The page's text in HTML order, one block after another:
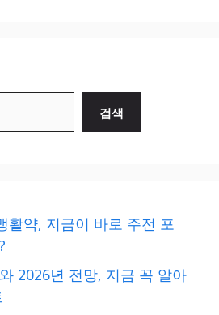
검색
활약, 지금이 바로 주전 포
2026년 전망, 지금 꼭 알아